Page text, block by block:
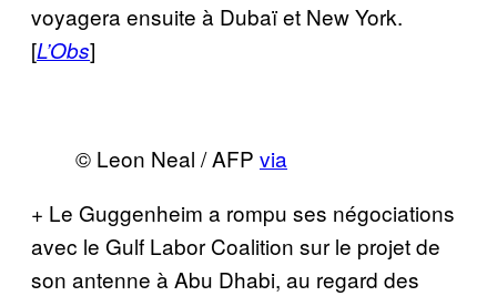
voyagera ensuite à Dubaï et New York.
[L’Obs]
© Leon Neal / AFP via
+ Le Guggenheim a rompu ses négociations
avec le Gulf Labor Coalition sur le projet de
son antenne à Abu Dhabi, au regard des